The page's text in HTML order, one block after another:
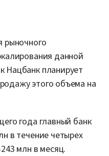
рыночного
данной
Нацбанк планирует
этого объема на
года главный банк
в течение четырех
млн в месяц.